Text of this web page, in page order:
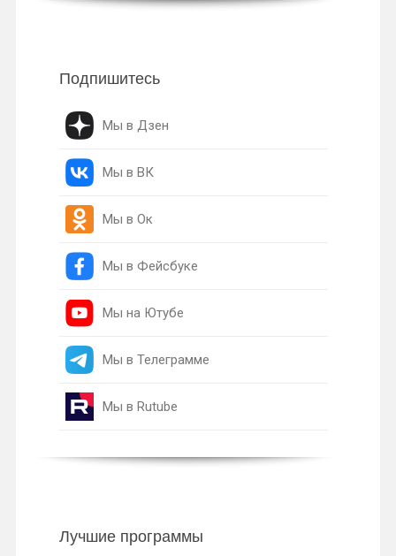
Подпишитесь
Мы в Дзен
Мы в ВК
Мы в Ок
Мы в Фейсбуке
Мы на Ютубе
Мы в Телеграмме
Мы в Rutube
Лучшие программы